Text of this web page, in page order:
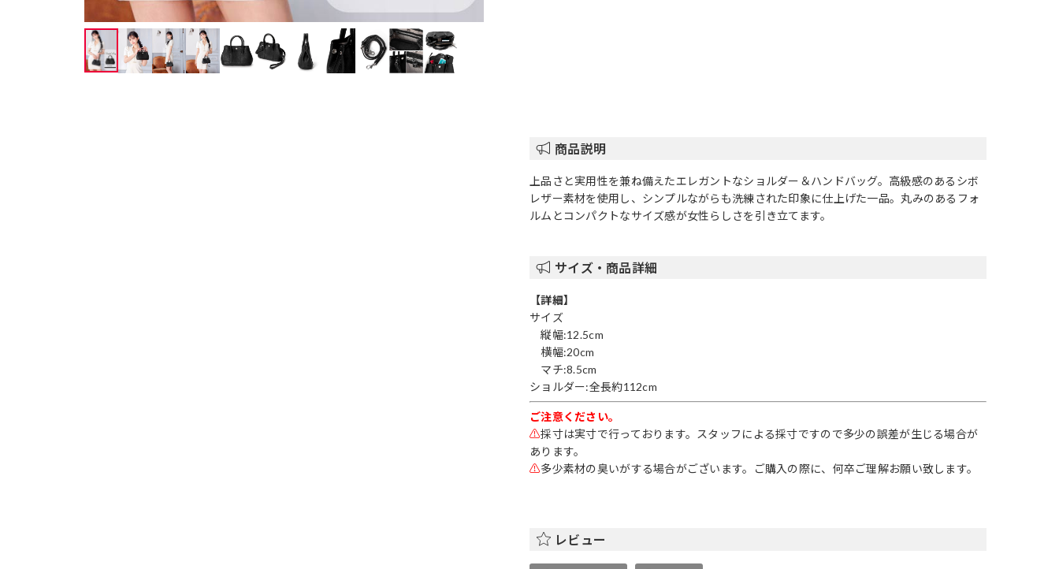
商品説明
上品さと実用性を兼ね備えたエレガントなショルダー＆ハンドバッグ。高級感のあるシボ
レザー素材を使用し、シンプルながらも洗練された印象に仕上げた一品。丸みのあるフォ
ルムとコンパクトなサイズ感が女性らしさを引き立てます。
サイズ・商品詳細
【詳細】
サイズ
縦幅:12.5cm
横幅:20cm
マチ:8.5cm
ショルダー:全長約112cm
ご注意ください。
⚠採寸は実寸で行っております。スタッフによる採寸ですので多少の誤差が生じる場合が
あります。
⚠多少素材の臭いがする場合がございます。ご購入の際に、何卒ご理解お願い致します。
レビュー